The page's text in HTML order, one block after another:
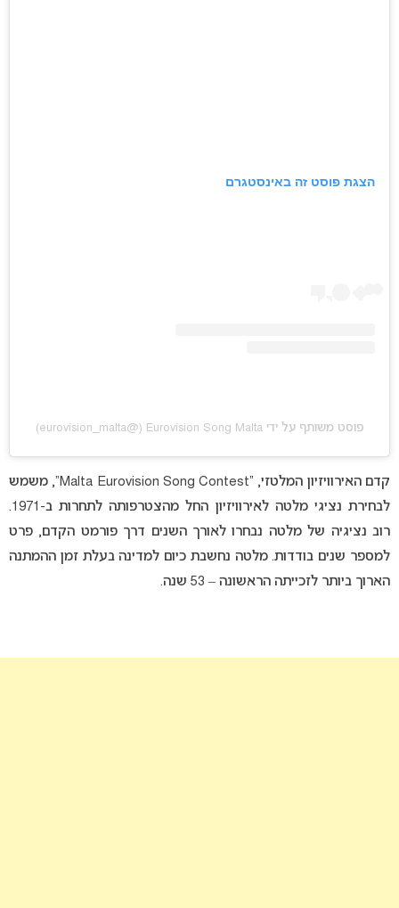
הצגת פוסט זה באינסטגרם
פוסט משותף על ידי ‏‎Eurovision Song Malta‎‏ (@‏‎eurovision_malta‎‏)
קדם האירוויזיון המלטזי, “Malta Eurovision Song Contest”, משמש
לבחירת נציגי מלטה לאירוויזיון החל מהצטרפותה לתחרות ב-1971.
רוב נציגיה של מלטה נבחרו לאורך השנים דרך פורמט הקדם, פרט
למספר שנים בודדות. מלטה נחשבת כיום למדינה בעלת זמן ההמתנה
הארוך ביותר לזכייתה הראשונה – 53 שנה.